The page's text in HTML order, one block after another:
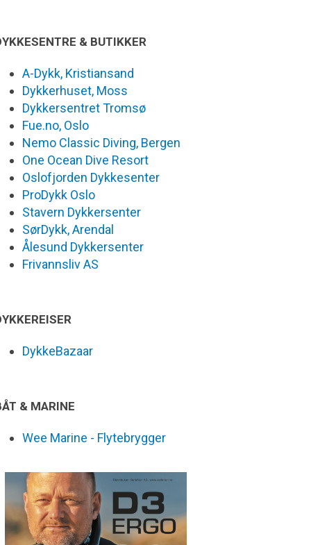
& BUTIKKER
A-Dykk, Kristiansand
Dykkerhuset, Moss
Dykkersentret Tromsø
Fue.no, Oslo
Nemo Classic Diving, Bergen
One Ocean Dive Resort
Oslofjorden Dykkesenter
ProDykk Oslo
Stavern Dykkersenter
SørDykk, Arendal
Ålesund Dykkersenter
Frivannsliv AS
DykkeBazaar
& MARINE
Wee Marine - Flytebrygger